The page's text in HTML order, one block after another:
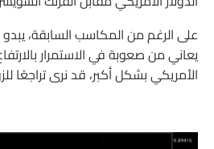
على الرغم من المكاسب السابقة، يبدو
يعاني من صعوبة في الاستمرار
الأمريكي بشكل أكبر، قد نرى تراجعًا